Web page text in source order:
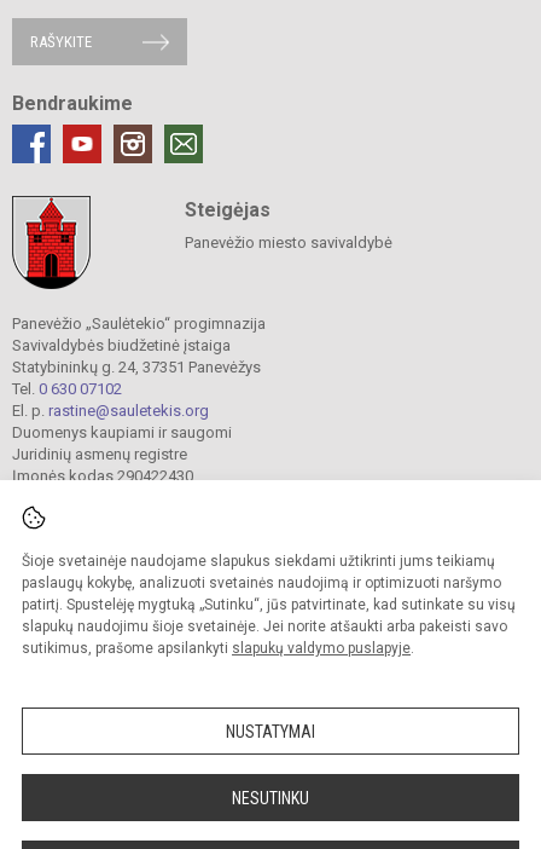
Šioje svetainėje naudojame slapukus siekdami užtikrinti jums teikiamų
paslaugų kokybę, analizuoti svetainės naudojimą ir optimizuoti naršymo
patirtį. Spustelėję mygtuką „Sutinku“, jūs patvirtinate, kad sutinkate su visų
slapukų naudojimu šioje svetainėje. Jei norite atšaukti arba pakeisti savo
sutikimus, prašome apsilankyti slapukų valdymo puslapyje.
NUSTATYMAI
NESUTINKU
RAŠYKITE
Bendraukime
Steigėjas
Panevėžio miesto savivaldybė
Panevėžio „Saulėtekio“ progimnazija
Savivaldybės biudžetinė įstaiga
Statybininkų g. 24, 37351 Panevėžys
Tel. 0 630 07102
El. p. rastine@sauletekis.org
Duomenys kaupiami ir saugomi
Juridinių asmenų registre
Įmonės kodas 290422430
© 2022. Panevėžio „Saulėtekio“ progimnazija. Visos teisės saugomos.
Kopijuoti turinį be raštiško progimnazijos sutikimo griežtai draudžiama.
Prieinamumo paraiška Slapukų valdymas
Sumanus būdas atnaujinti